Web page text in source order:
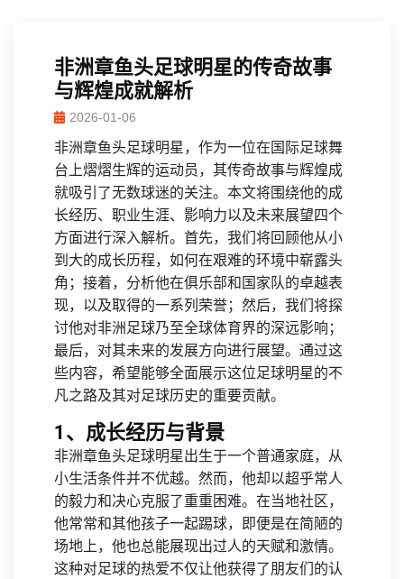
非洲章鱼头足球明星的传奇故事
与辉煌成就解析
2026-01-06
非洲章鱼头足球明星，作为一位在国际足球舞
台上熠熠生辉的运动员，其传奇故事与辉煌成
就吸引了无数球迷的关注。本文将围绕他的成
长经历、职业生涯、影响力以及未来展望四个
方面进行深入解析。首先，我们将回顾他从小
到大的成长历程，如何在艰难的环境中崭露头
角；接着，分析他在俱乐部和国家队的卓越表
现，以及取得的一系列荣誉；然后，我们将探
讨他对非洲足球乃至全球体育界的深远影响；
最后，对其未来的发展方向进行展望。通过这
些内容，希望能够全面展示这位足球明星的不
凡之路及其对足球历史的重要贡献。
1、成长经历与背景
非洲章鱼头足球明星出生于一个普通家庭，从
小生活条件并不优越。然而，他却以超乎常人
的毅力和决心克服了重重困难。在当地社区，
他常常和其他孩子一起踢球，即便是在简陋的
场地上，他也总能展现出过人的天赋和激情。
这种对足球的热爱不仅让他获得了朋友们的认